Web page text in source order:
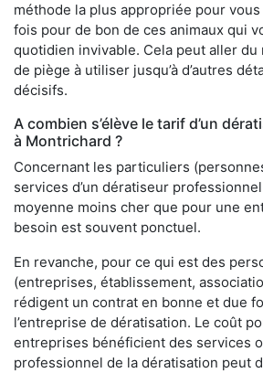
méthode la plus appropriée pour
fois pour de bon de ces animaux qui
quotidien invivable. Cela peut aller du
de piège à utiliser jusqu’à d’autres
décisifs.
A combien s’élève le tarif d’un
à Montrichard ?
Concernant les particuliers
services d’un dératiseur
moyenne moins cher que pour une
besoin est souvent ponctuel.
En revanche, pour ce qui est des
(entreprises, établissement,
rédigent un contrat en bonne et due
l’entreprise de dératisation. Le coût
entreprises bénéficient des services
professionnel de la dératisation peut